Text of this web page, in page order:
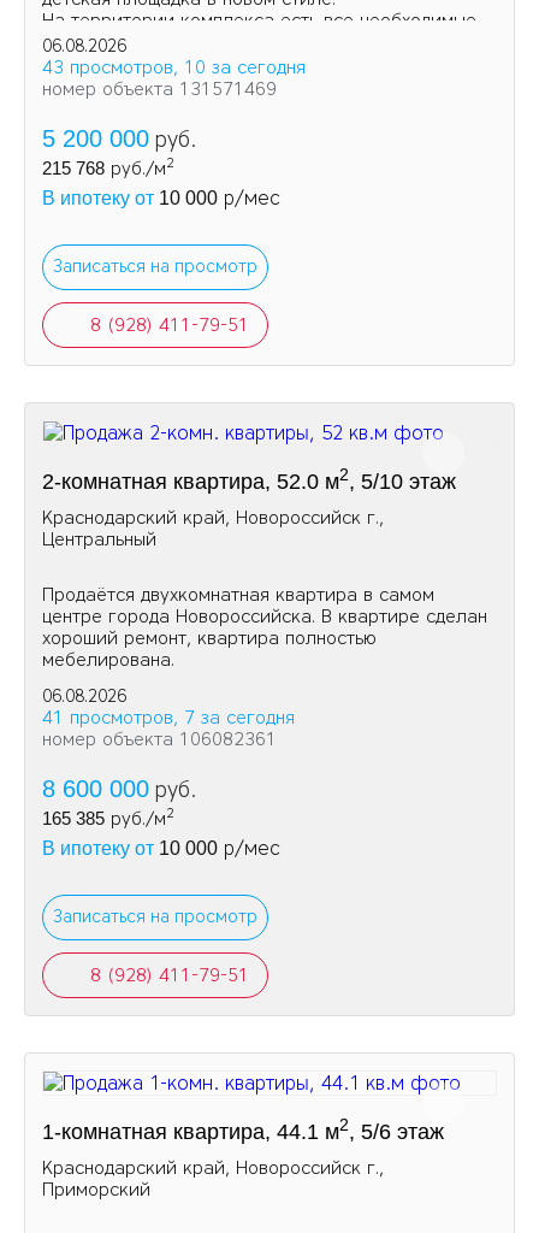
На территории комплекса есть все необходимые
магазины и аптеки.
06.08.2026
43 просмотров, 10 за сегодня
номер объекта 131571469
5 200 000 руб.
215 768 руб./м2
В ипотеку от 10 000 р/мес
Записаться на просмотр
8 (928) 411-79-51
2-комнатная квартира, 52.0 м2, 5/10 этаж
Краснодарский край, Новороссийск г.,
Центральный
Продаётся двухкомнатная квартира в самом
центре города Новороссийска. В квартире сделан
хороший ремонт, квартира полностью
мебелирована.
06.08.2026
41 просмотров, 7 за сегодня
номер объекта 106082361
8 600 000 руб.
165 385 руб./м2
В ипотеку от 10 000 р/мес
Записаться на просмотр
8 (928) 411-79-51
1-комнатная квартира, 44.1 м2, 5/6 этаж
Краснодарский край, Новороссийск г.,
Приморский